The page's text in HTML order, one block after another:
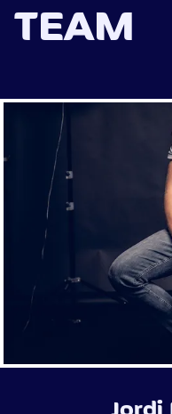
TEAM